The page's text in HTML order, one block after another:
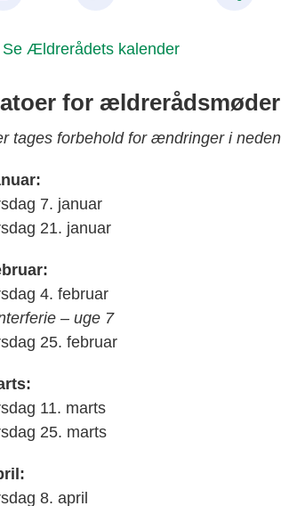
Se Ældrerådets kalender
for ældrerådsmøder
tages forbehold for ændringer i
7. januar
21. januar
4. februar
– uge 7
25. februar
11. marts
25. marts
8. april